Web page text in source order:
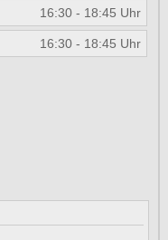
16:30 - 18:45 Uhr
16:30 - 18:45 Uhr